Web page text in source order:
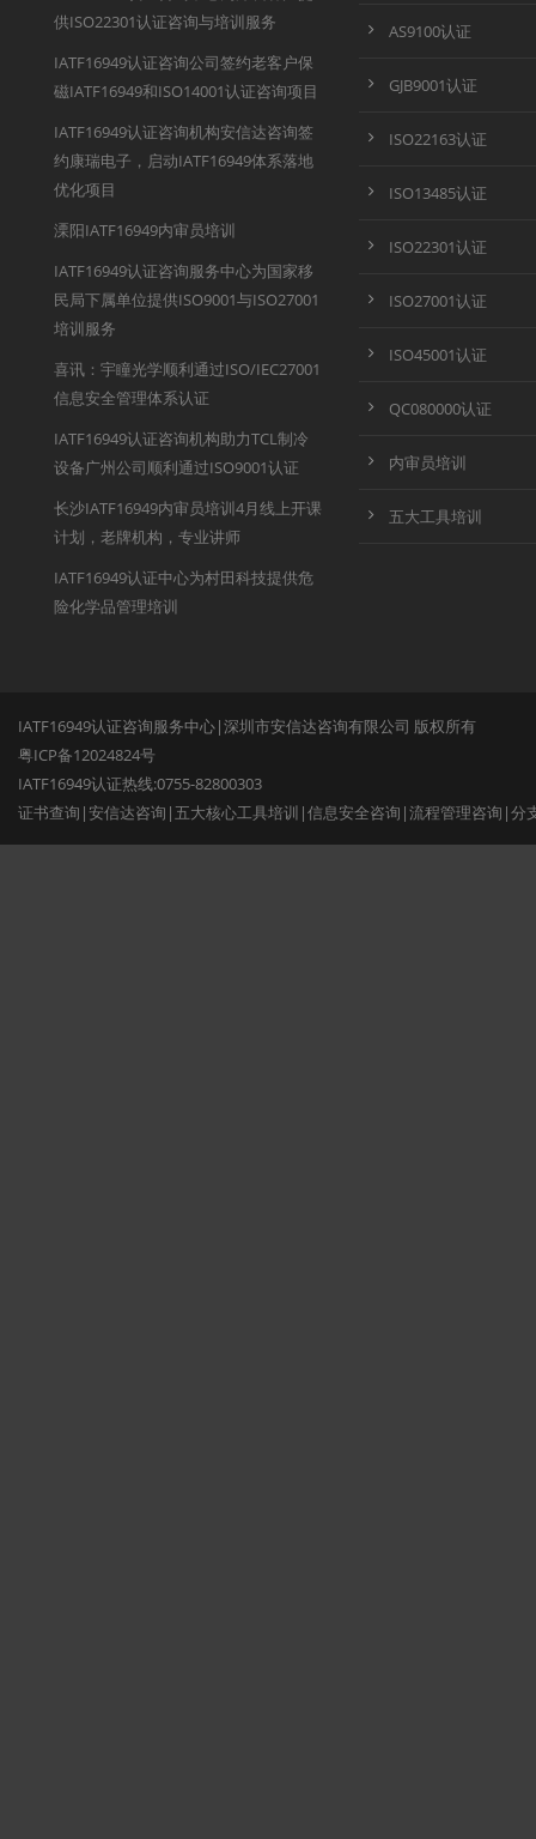
供ISO22301认证咨询与培训服务
IATF16949认证咨询公司签约老客户保
磁IATF16949和ISO14001认证咨询项目
IATF16949认证咨询机构安信达咨询签
约康瑞电子，启动IATF16949体系落地
优化项目
溧阳IATF16949内审员培训
IATF16949认证咨询服务中心为国家移
民局下属单位提供ISO9001与ISO27001
培训服务
喜讯：宇瞳光学顺利通过ISO/IEC27001
信息安全管理体系认证
IATF16949认证咨询机构助力TCL制冷
设备广州公司顺利通过ISO9001认证
长沙IATF16949内审员培训4月线上开课
计划，老牌机构，专业讲师
IATF16949认证中心为村田科技提供危
险化学品管理培训
AS9100认证
GJB9001认证
ISO22163认证
ISO13485认证
ISO22301认证
ISO27001认证
ISO45001认证
QC080000认证
内审员培训
五大工具培训
IATF16949认证咨询服务中心|深圳市安信达咨询有限公司 版权所有
粤ICP备12024824号
IATF16949认证热线:0755-82800303
证书查询 |安信达咨询 | 五大核心工具培训 |信息安全咨询 |流程管理咨询 |分